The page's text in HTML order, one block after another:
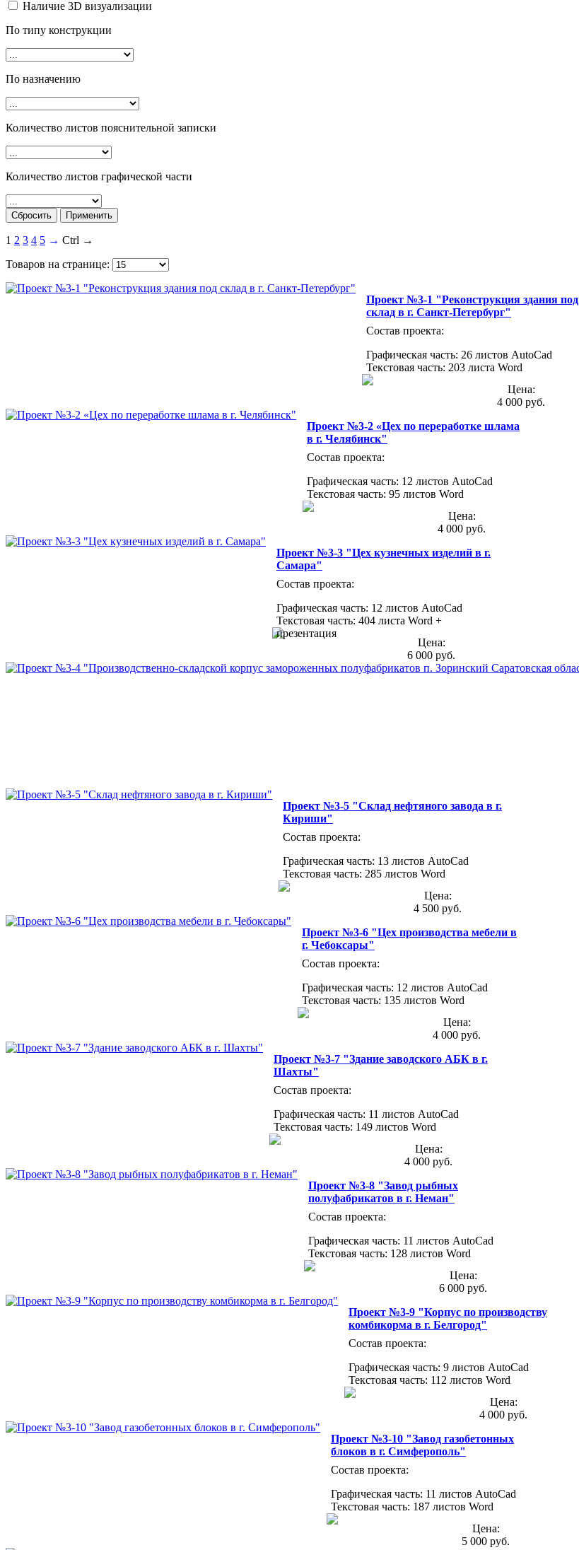
Наличие 3D визуализации
По типу конструкции
По назначению
Количество листов пояснительной записки
Количество листов графической части
1 2 3 4 5 → Ctrl →
Товаров на странице:
Проект №3-1 "Реконструкция здания под
склад в г. Санкт-Петербург"
Состав проекта:
Графическая часть: 26 листов AutoCad
Текстовая часть: 203 листа Word
Цена:
4 000 руб.
Проект №3-2 «Цех по переработке шлама
в г. Челябинск"
Состав проекта:
Графическая часть: 12 листов AutoCad
Текстовая часть: 95 листов Word
Цена:
4 000 руб.
Проект №3-3 "Цех кузнечных изделий в г.
Самара"
Состав проекта:
Графическая часть: 12 листов AutoCad
Текстовая часть: 404 листа Word +
презентация
Цена:
6 000 руб.
Проект №3-5 "Склад нефтяного завода в г.
Кириши"
Состав проекта:
Графическая часть: 13 листов AutoCad
Текстовая часть: 285 листов Word
Цена:
4 500 руб.
Проект №3-6 "Цех производства мебели в
г. Чебоксары"
Состав проекта:
Графическая часть: 12 листов AutoCad
Текстовая часть: 135 листов Word
Цена:
4 000 руб.
Проект №3-7 "Здание заводского АБК в г.
Шахты"
Состав проекта:
Графическая часть: 11 листов AutoCad
Текстовая часть: 149 листов Word
Цена:
4 000 руб.
Проект №3-8 "Завод рыбных
полуфабрикатов в г. Неман"
Состав проекта:
Графическая часть: 11 листов AutoCad
Текстовая часть: 128 листов Word
Цена:
6 000 руб.
Проект №3-9 "Корпус по производству
комбикорма в г. Белгород"
Состав проекта:
Графическая часть: 9 листов AutoCad
Текстовая часть: 112 листов Word
Цена:
4 000 руб.
Проект №3-10 "Завод газобетонных
блоков в г. Симферополь"
Состав проекта:
Графическая часть: 11 листов AutoCad
Текстовая часть: 187 листов Word
Цена:
5 000 руб.